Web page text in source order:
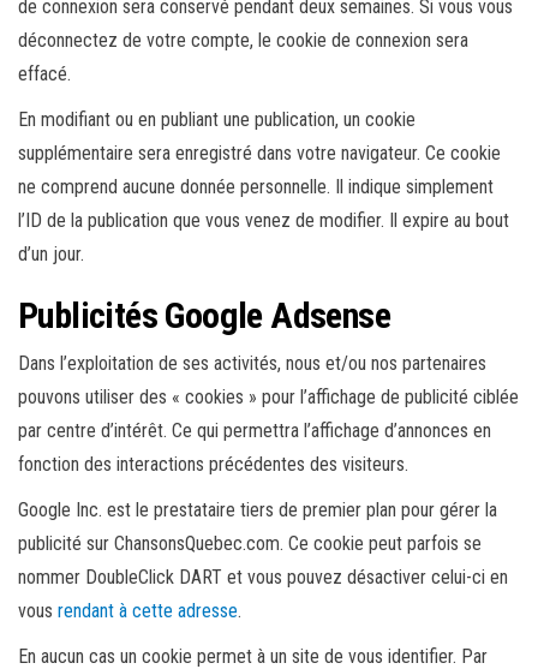
de connexion sera conservé pendant deux semaines. Si vous vous
déconnectez de votre compte, le cookie de connexion sera
effacé.
En modifiant ou en publiant une publication, un cookie
supplémentaire sera enregistré dans votre navigateur. Ce cookie
ne comprend aucune donnée personnelle. Il indique simplement
l’ID de la publication que vous venez de modifier. Il expire au bout
d’un jour.
Publicités Google Adsense
Dans l’exploitation de ses activités, nous et/ou nos partenaires
pouvons utiliser des « cookies » pour l’affichage de publicité ciblée
par centre d’intérêt. Ce qui permettra l’affichage d’annonces en
fonction des interactions précédentes des visiteurs.
Google Inc. est le prestataire tiers de premier plan pour gérer la
publicité sur ChansonsQuebec.com. Ce cookie peut parfois se
nommer DoubleClick DART et vous pouvez désactiver celui-ci en
vous rendant à cette adresse.
En aucun cas un cookie permet à un site de vous identifier. Par